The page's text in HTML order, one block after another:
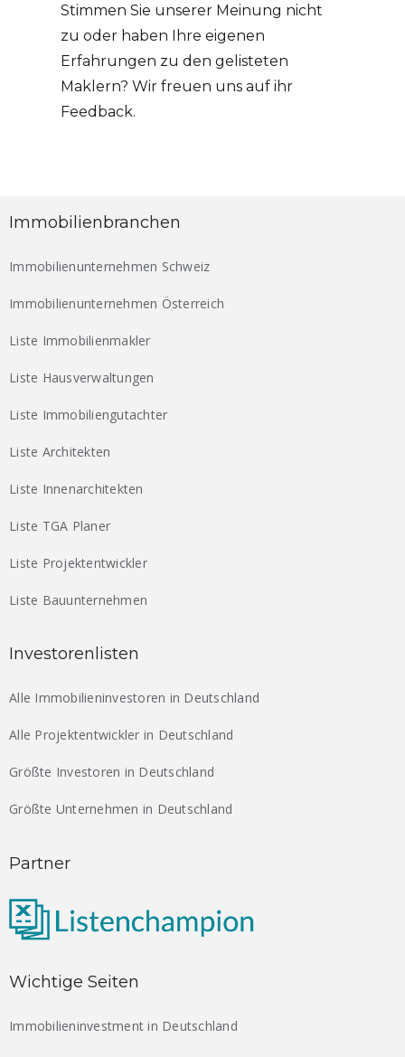
Stimmen Sie unserer Meinung nicht
zu oder haben Ihre eigenen
Erfahrungen zu den gelisteten
Maklern? Wir freuen uns auf ihr
Feedback.
Immobilienbranchen
Immobilienunternehmen Schweiz
Immobilienunternehmen Österreich
Liste Immobilienmakler
Liste Hausverwaltungen
Liste Immobiliengutachter
Liste Architekten
Liste Innenarchitekten
Liste TGA Planer
Liste Projektentwickler
Liste Bauunternehmen
Investorenlisten
Alle Immobilieninvestoren in Deutschland
Alle Projektentwickler in Deutschland
Größte Investoren in Deutschland
Größte Unternehmen in Deutschland
Partner
Wichtige Seiten
Immobilieninvestment in Deutschland